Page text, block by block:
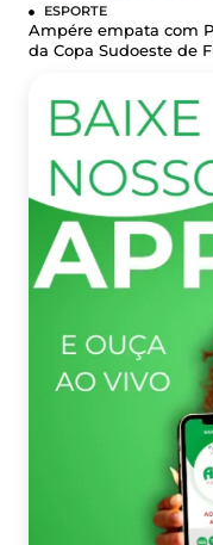
ESPORTE
Ampére empata com
da Copa Sudoeste de